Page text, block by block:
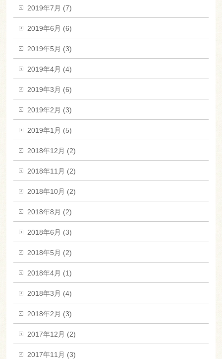
2019年7月 (7)
2019年6月 (6)
2019年5月 (3)
2019年4月 (4)
2019年3月 (6)
2019年2月 (3)
2019年1月 (5)
2018年12月 (2)
2018年11月 (2)
2018年10月 (2)
2018年8月 (2)
2018年6月 (3)
2018年5月 (2)
2018年4月 (1)
2018年3月 (4)
2018年2月 (3)
2017年12月 (2)
2017年11月 (3)